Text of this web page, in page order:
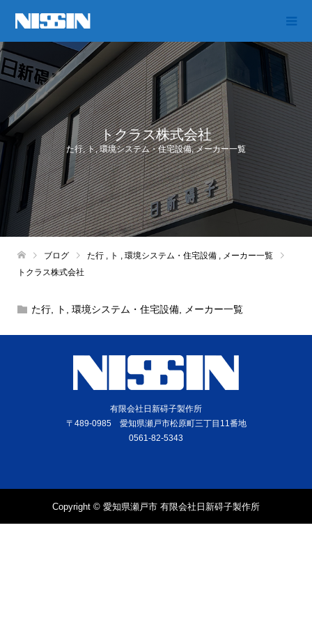
トクラス株式会社
た行,ト,環境システム・住宅設備,メーカー一覧
ブログ た行 ト 環境システム・住宅設備
メーカー一覧
トクラス株式会社
た行, ト 環境システム・住宅設備, メーカー一覧
有限会社日新碍子製作所
〒489-0985 愛知県瀬戸市松原町三丁目11番地
0561-82-5343
Copyright © 愛知県瀬戸市 有限会社日新碍子製作所